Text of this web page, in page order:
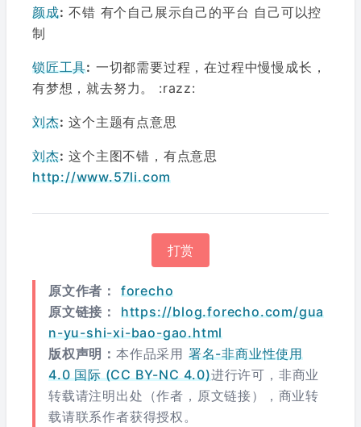
颜成: 不错 有个自己展示自己的平台 自己可以控
制
锁匠工具: 一切都需要过程，在过程中慢慢成长，
有梦想，就去努力。 :razz:
刘杰: 这个主题有点意思
刘杰: 这个主图不错，有点意思
http://www.57li.com
打赏
原文作者：
forecho
原文链接：
https://blog.forecho.com/gua
n-yu-shi-xi-bao-gao.html
版权声明： 本作品采用 署名-非商业性使用
4.0 国际 (CC BY-NC 4.0)进行许可，非商业
转载请注明出处（作者，原文链接），商业转
载请联系作者获得授权。